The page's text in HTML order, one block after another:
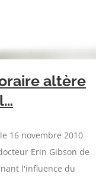
altère
16 novembre 2010
Erin Gibson de
l'influence du